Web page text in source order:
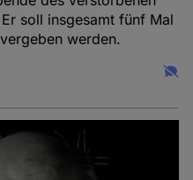
soll insgesamt fünf Mal
werden.